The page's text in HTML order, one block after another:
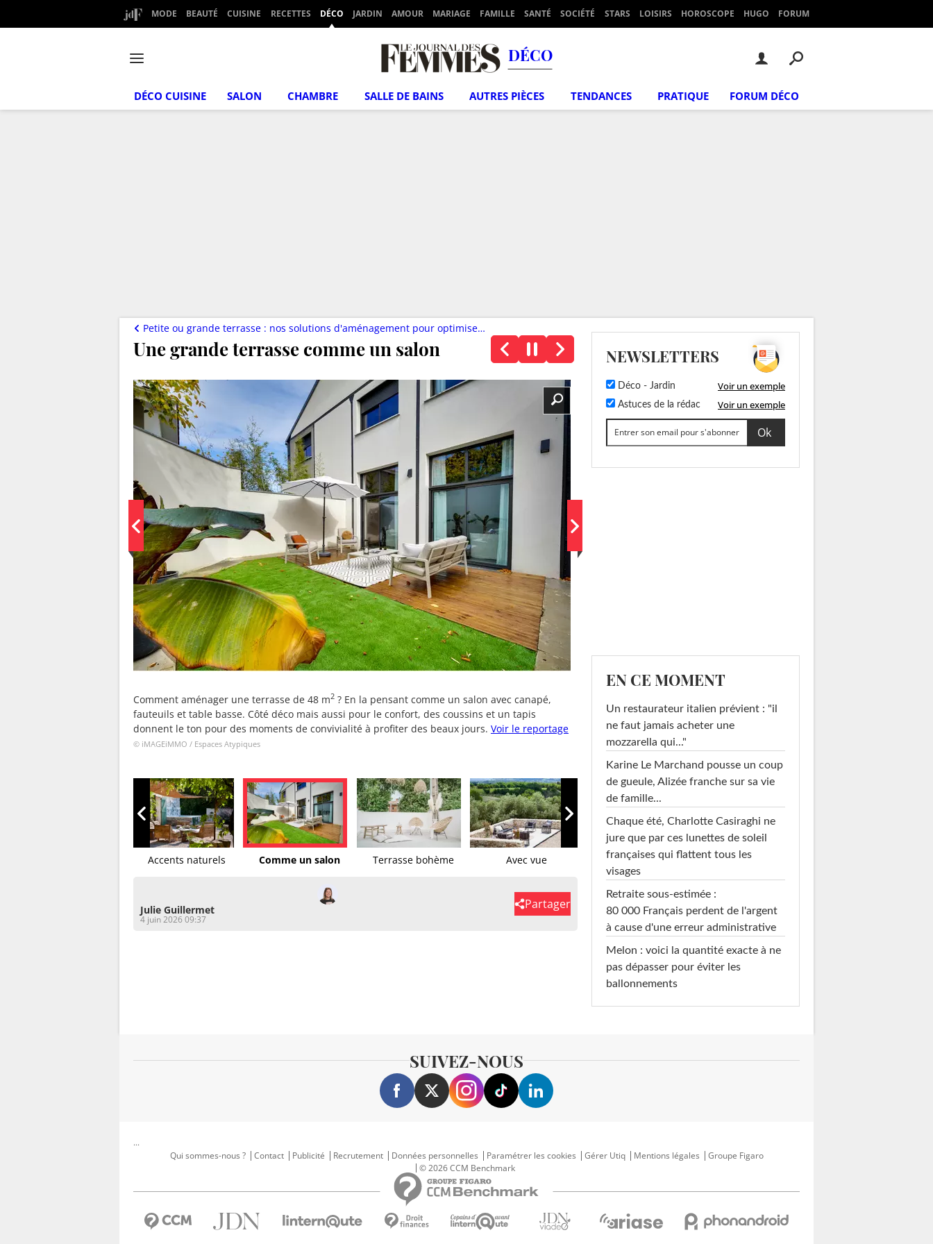
MODE BEAUTÉ CUISINE RECETTES DÉCO JARDIN AMOUR MARIAGE FAMILLE SANTÉ SOCIÉTÉ STARS LOISIRS HOROSCOPE HUGO FORUM
DÉCO
DÉCO CUISINE SALON CHAMBRE SALLE DE BAINS AUTRES PIÈCES TENDANCES PRATIQUE FORUM DÉCO
Une grande terrasse comme un salon
Petite ou grande terrasse : nos solutions d'aménagement pour optimiser votre espace de vie extérieur
Comment aménager une terrasse de 48 m2 ? En la pensant comme un salon avec canapé,
fauteuils et table basse. Côté déco mais aussi pour le confort, des coussins et un tapis
donnent le ton pour des moments de convivialité à profiter des beaux jours. Voir le reportage
© iMAGEiMMO / Espaces Atypiques
Accents naturels Comme un salon Terrasse bohème Avec vue Salle à manger d'été Inspiration brute
Julie Guillermet
4 juin 2026 09:37
Partager
NEWSLETTERS
Déco - Jardin Voir un exemple
Astuces de la rédac Voir un exemple
EN CE MOMENT
Un restaurateur italien prévient : "il
ne faut jamais acheter une
mozzarella qui..."
Karine Le Marchand pousse un coup
de gueule, Alizée franche sur sa vie
de famille...
Chaque été, Charlotte Casiraghi ne
jure que par ces lunettes de soleil
françaises qui flattent tous les
visages
Retraite sous-estimée :
80 000 Français perdent de l'argent
à cause d'une erreur administrative
Melon : voici la quantité exacte à ne
pas dépasser pour éviter les
ballonnements
SUIVEZ-NOUS
...
Qui sommes-nous ?
Contact Publicité Recrutement Données personnelles Paramétrer les cookies Gérer Utiq Mentions légales
Groupe Figaro
© 2026 CCM Benchmark